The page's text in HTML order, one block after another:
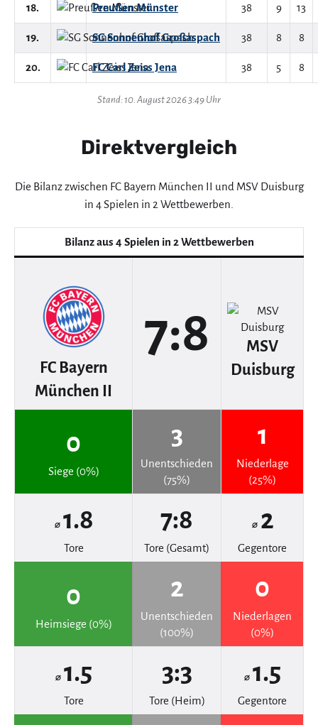
18. Preußen Münster 38 9 13
19. SG Sonnenhof Großaspach 38 8 8
20. FC Carl Zeiss Jena 38 5 8
Stand: 10. August 2026 3:49 Uhr
Direktvergleich
Die Bilanz zwischen FC Bayern München II und MSV Duisburg
in 4 Spielen in 2 Wettbewerben.
Bilanz aus 4 Spielen in 2 Wettbewerben
FC Bayern
München II
7:8
MSV
Duisburg
0
Siege (0%)
3
Unentschieden
(75%)
1
Niederlage
(25%)
⌀ 1.8
Tore
7:8
Tore (Gesamt)
⌀ 2
Gegentore
0
Heimsiege (0%)
2
Unentschieden
(100%)
0
Niederlagen
(0%)
⌀ 1.5
Tore
3:3
Tore (Heim)
⌀ 1.5
Gegentore